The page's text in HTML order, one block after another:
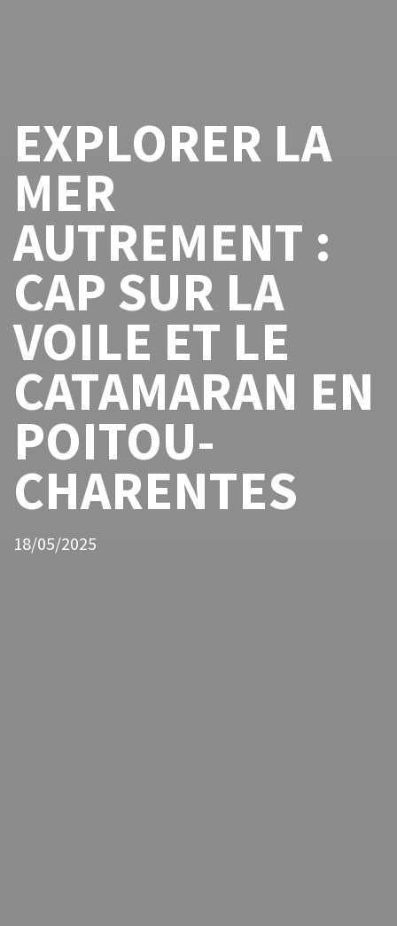
EXPLORER LA
MER
AUTREMENT :
CAP SUR LA
VOILE ET LE
CATAMARAN EN
POITOU-
CHARENTES
18/05/2025